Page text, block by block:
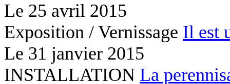
Le 25 avril 2015
Exposition / Vernissage Il est
Le 31 janvier 2015
INSTALLATION La